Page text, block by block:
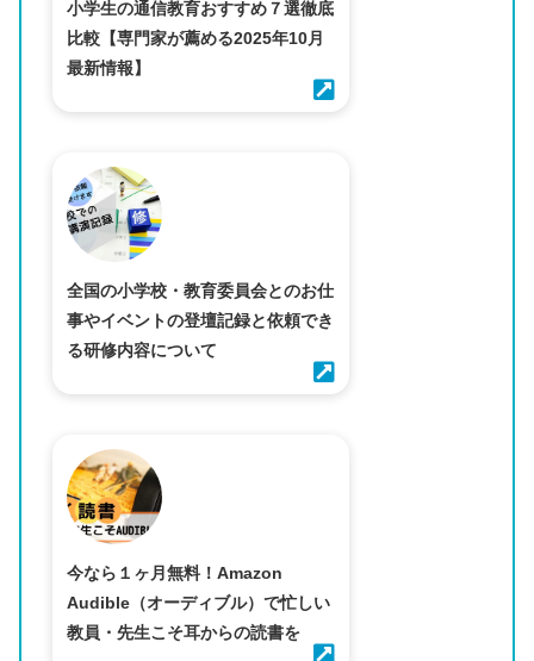
小学生の通信教育おすすめ７選徹底
比較【専門家が薦める2025年10月
最新情報】
全国の小学校・教育委員会とのお仕
事やイベントの登壇記録と依頼でき
る研修内容について
今なら１ヶ月無料！Amazon
Audible（オーディブル）で忙しい
教員・先生こそ耳からの読書を